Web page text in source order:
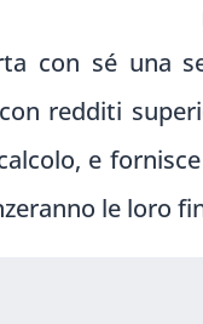
con sé una
redditi
e
le loro